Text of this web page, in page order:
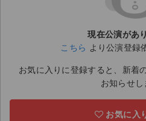
ライブ・コンサート（国内）
ライブ・コンサート（海外）
現在公演があ
こちら より公演登録
お気に入りに登録すると、新着
お知らせし
お気に入